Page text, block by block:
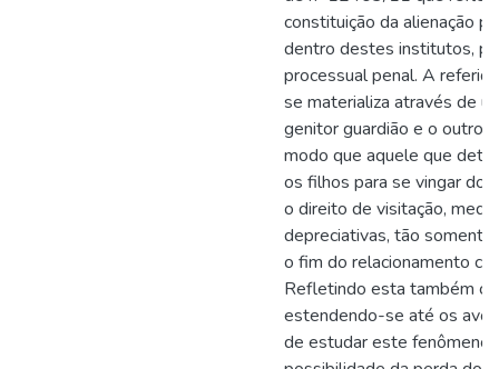
constituição da alienação
dentro destes institutos,
processual penal. A
se materializa através de
genitor guardião e o outro
modo que aquele que
os filhos para se vingar do
o direito de visitação,
depreciativas, tão somente
o fim do relacionamento
Refletindo esta também
estendendo-se até os
de estudar este fenômeno,